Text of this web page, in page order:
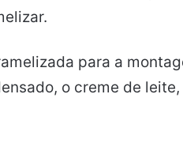
para a
o creme de